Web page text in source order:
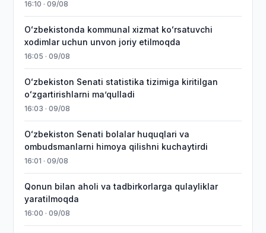
16:10 · 09/08
Oʻzbekistonda kommunal xizmat koʻrsatuvchi
xodimlar uchun unvon joriy etilmoqda
16:05 · 09/08
Oʻzbekiston Senati statistika tizimiga kiritilgan
oʻzgartirishlarni maʼqulladi
16:03 · 09/08
Oʻzbekiston Senati bolalar huquqlari va
ombudsmanlarni himoya qilishni kuchaytirdi
16:01 · 09/08
Qonun bilan aholi va tadbirkorlarga qulayliklar
yaratilmoqda
16:00 · 09/08